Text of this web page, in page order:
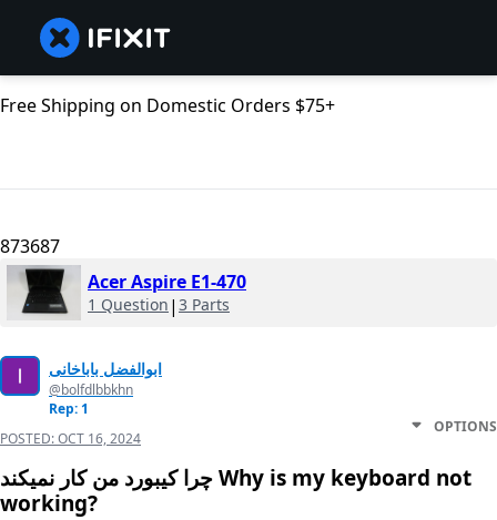
Free Shipping on Domestic Orders $75+
873687
Acer Aspire E1-470
1 Question | 3 Parts
ابوالفضل باباخانی
@bolfdlbbkhn
Rep: 1
POSTED:OCT 16, 2024
OPTIONS
چرا کیبورد من کار نمیکند Why is my keyboard not
working?